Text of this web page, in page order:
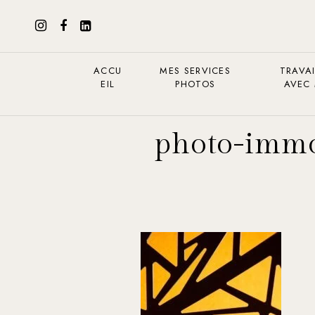
ACCU
EIL
MES SERVICES
PHOTOS
AVEC
photo-